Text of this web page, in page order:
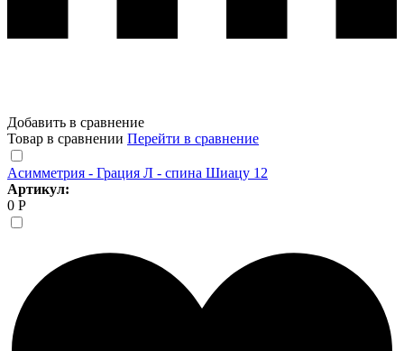
Добавить в сравнение
Товар в сравнении Перейти в сравнение
Асимметрия - Грация Л - спина Шиацу 12
Артикул:
0 Р